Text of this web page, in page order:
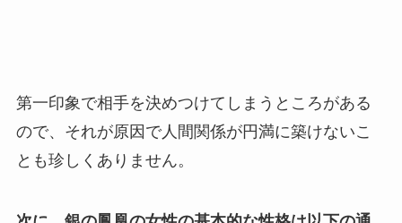
第一印象で相手を決めつけてしまうところがある
ので、それが原因で人間関係が円満に築けないこ
とも珍しくありません。